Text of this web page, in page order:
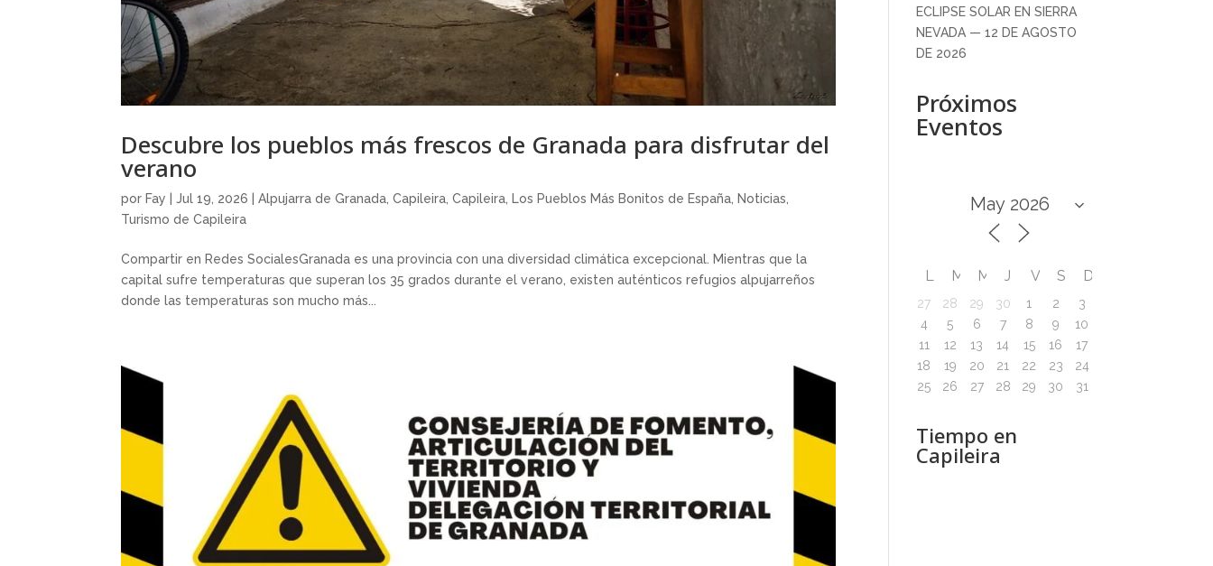
Descubre los pueblos más frescos de Granada para disfrutar del
verano
por Fay |Jul 19, 2026 |Alpujarra de Granada ,Capileira ,Capileira Los Pueblos Más Bonitos de España Noticias
Turismo de Capileira
Compartir en Redes SocialesGranada es una provincia con una diversidad climática excepcional. Mientras que la
capital sufre temperaturas que superan los 35 grados durante el verano, existen auténticos refugios alpujarreños
donde las temperaturas son mucho más...
ECLIPSE SOLAR EN SIERRA
NEVADA — 12 DE AGOSTO
DE 2026
Próximos
Eventos
L M M J V S D
27 28 29 30 1 2
3
4
5 6 7 8 9
10
11
12 13 14 15 16
17
18
19 20 21 22 23
24
25
26 27 28 29 30 31
Tiempo en
Capileira